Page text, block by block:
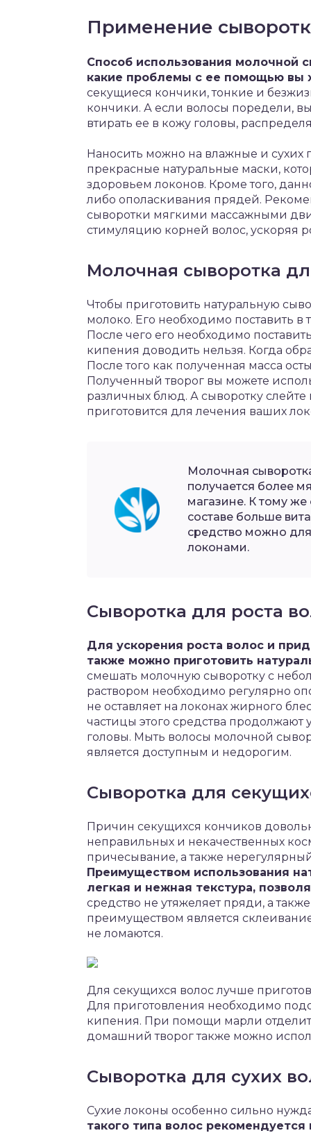
Применение
Способ использования молочной
какие проблемы с ее помощью вы
секущиеся кончики, тонкие и
кончики. А если волосы поредели,
втирать ее в кожу головы,
Наносить можно на влажные и сухих
прекрасные натуральные маски,
здоровьем локонов. Кроме того,
либо ополаскивания прядей.
сыворотки мягкими массажными
стимуляцию корней волос, ускоряя
Молочная сыворотка
Чтобы приготовить натуральную
молоко. Его необходимо поставить в
После чего его необходимо
кипения доводить нельзя. Когда
После того как полученная масса
Полученный творог вы можете
различных блюд. А сыворотку
приготовится для лечения ваших
Молочная
получается более
магазине. К тому
составе больше
средство можно
локонами.
Сыворотка для роста
Для ускорения роста волос и
также можно приготовить
смешать молочную сыворотку с
раствором необходимо регулярно
не оставляет на локонах жирного
частицы этого средства
головы. Мыть волосы молочной
является доступным и недорогим.
Сыворотка для
Причин секущихся кончиков
неправильных и некачественных
причесывание, а также
Преимуществом использования
легкая и нежная текстура,
средство не утяжеляет пряди, а
преимуществом является
не ломаются.
Для секущихся волос лучше
Для приготовления необходимо
кипения. При помощи марли
домашний творог также можно
Сыворотка для сухих
Сухие локоны особенно сильно
такого типа волос